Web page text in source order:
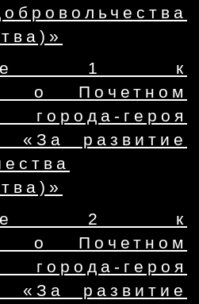
1 к
о Почетном
героя
«За развитие
2 к
о Почетном
героя
«За развитие